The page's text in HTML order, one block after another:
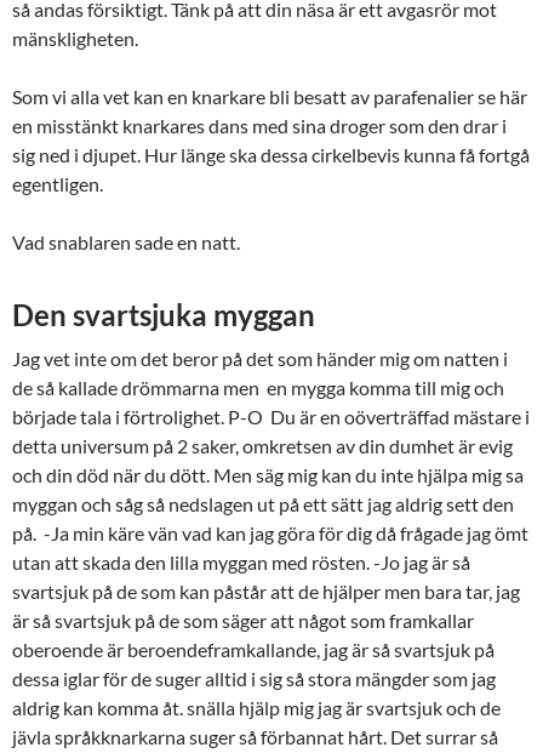
så andas försiktigt. Tänk på att din näsa är ett avgasrör mot
mänskligheten.
Som vi alla vet kan en knarkare bli besatt av parafenalier se här
en misstänkt knarkares dans med sina droger som den drar i
sig ned i djupet. Hur länge ska dessa cirkelbevis kunna få fortgå
egentligen.
Vad snablaren sade en natt.
Den svartsjuka myggan
Jag vet inte om det beror på det som händer mig om natten i
de så kallade drömmarna men en mygga komma till mig och
började tala i förtrolighet. P-O Du är en oöverträffad mästare i
detta universum på 2 saker, omkretsen av din dumhet är evig
och din död när du dött. Men säg mig kan du inte hjälpa mig sa
myggan och såg så nedslagen ut på ett sätt jag aldrig sett den
på. -Ja min käre vän vad kan jag göra för dig då frågade jag ömt
utan att skada den lilla myggan med rösten. -Jo jag är så
svartsjuk på de som kan påstår att de hjälper men bara tar, jag
är så svartsjuk på de som säger att något som framkallar
oberoende är beroendeframkallande, jag är så svartsjuk på
dessa iglar för de suger alltid i sig så stora mängder som jag
aldrig kan komma åt. snälla hjälp mig jag är svartsjuk och de
jävla språkknarkarna suger så förbannat hårt. Det surrar så